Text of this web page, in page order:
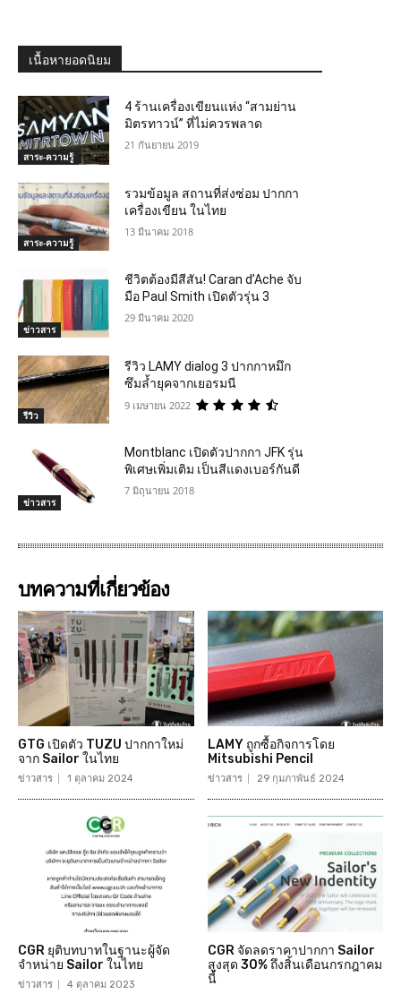
เนื้อหายอดนิยม
สาระ-ความรู้
4 ร้านเครื่องเขียนแห่ง “สามย่าน
มิตรทาวน์” ที่ไม่ควรพลาด
21 กันยายน 2019
สาระ-ความรู้
รวมข้อมูล สถานที่ส่งซ่อม ปากกา
เครื่องเขียน ในไทย
13 มีนาคม 2018
ข่าวสาร
ชีวิตต้องมีสีสัน! Caran d’Ache จับ
มือ Paul Smith เปิดตัวรุ่น 3
29 มีนาคม 2020
รีวิว
รีวิว LAMY dialog 3 ปากกาหมึก
ซึมล้ำยุคจากเยอรมนี
9 เมษายน 2022
ข่าวสาร
Montblanc เปิดตัวปากกา JFK รุ่น
พิเศษเพิ่มเติม เป็นสีแดงเบอร์กันดี
7 มิถุนายน 2018
บทความที่เกี่ยวข้อง
GTG เปิดตัว TUZU ปากกาใหม่
จาก Sailor ในไทย
ข่าวสาร 1 ตุลาคม 2024
LAMY ถูกซื้อกิจการโดย
Mitsubishi Pencil
ข่าวสาร 29 กุมภาพันธ์ 2024
CGR ยุติบทบาทในฐานะผู้จัด
จำหน่าย Sailor ในไทย
ข่าวสาร 4 ตุลาคม 2023
CGR จัดลดราคาปากกา Sailor
สูงสุด 30% ถึงสิ้นเดือนกรกฎาคม
นี้